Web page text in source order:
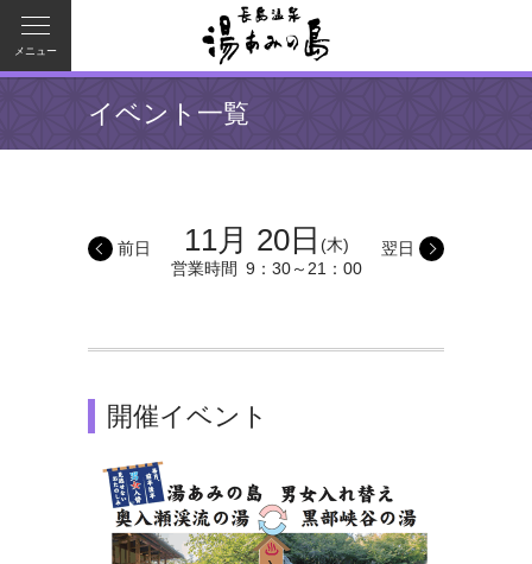
メニュー
イベント一覧
11月 20日 (木)
営業時間 9：30～21：00
前日 翌日
開催イベント